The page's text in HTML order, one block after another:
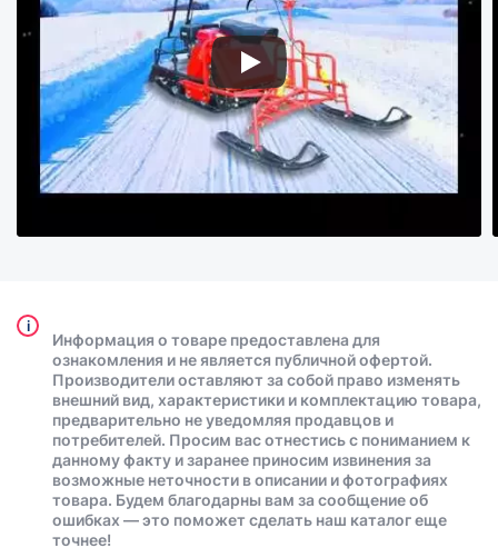
i
Информация о товаре предоставлена для
ознакомления и не является публичной офертой.
Производители оставляют за собой право изменять
внешний вид, характеристики и комплектацию товара,
предварительно не уведомляя продавцов и
потребителей. Просим вас отнестись с пониманием к
данному факту и заранее приносим извинения за
возможные неточности в описании и фотографиях
товара. Будем благодарны вам за сообщение об
ошибках — это поможет сделать наш каталог еще
точнее!